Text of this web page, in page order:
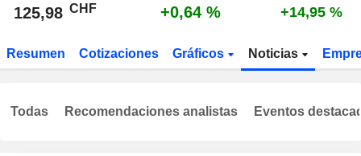
125,98 CHF +0,64 % +14,95 %
Resumen Cotizaciones Gráficos Noticias
Todas Recomendaciones analistas Eventos